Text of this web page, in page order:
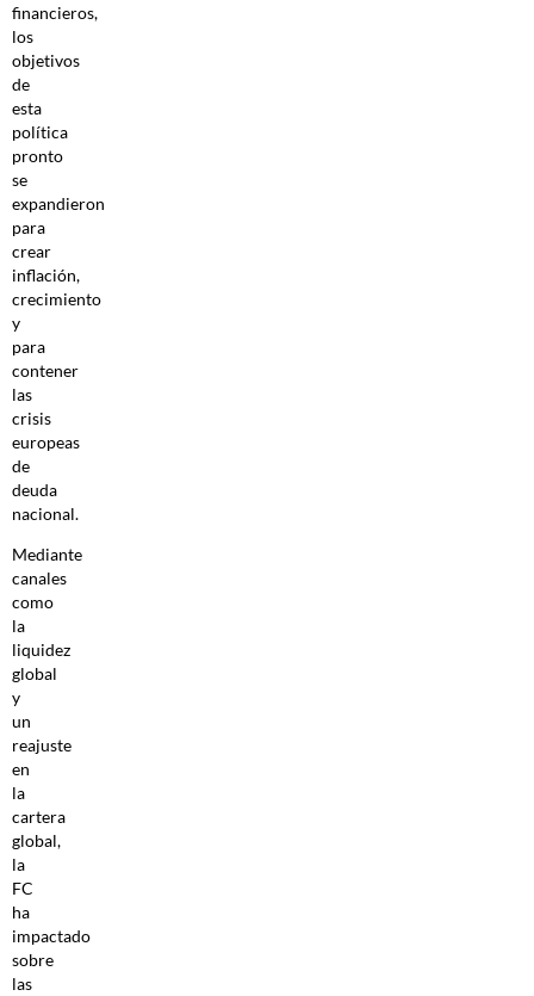
financieros,
los
objetivos
de
esta
política
pronto
se
expandieron
para
crear
inflación,
crecimiento
y
para
contener
las
crisis
europeas
de
deuda
nacional.
Mediante
canales
como
la
liquidez
global
y
un
reajuste
en
la
cartera
global,
la
FC
ha
impactado
sobre
las